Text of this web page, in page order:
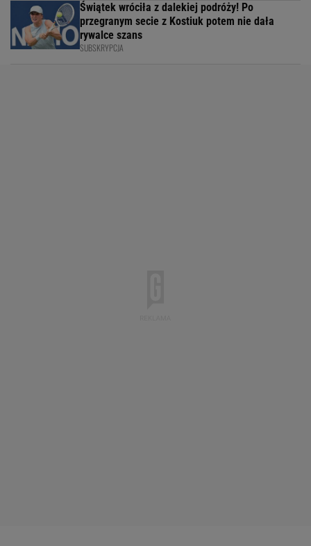
Świątek wróciła z dalekiej podróży! Po
przegranym secie z Kostiuk potem nie dała
rywalce szans
SUBSKRYPCJA